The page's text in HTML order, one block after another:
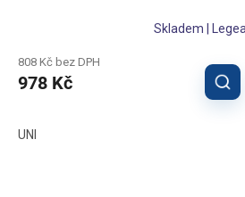
Skladem | Legea
808 Kč bez DPH
978 Kč
UNI